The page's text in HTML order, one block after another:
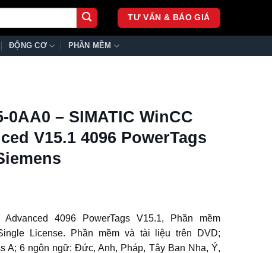
TƯ VẤN & BÁO GIÁ
ĐỘNG CƠ PHẦN MỀM
0AA0 – SIMATIC WinCC
V15.1 4096 PowerTags
Advanced 4096 PowerTags V15.1, Phần mềm
License. Phần mềm và tài liệu trên DVD;
A; 6 ngôn ngữ: Đức, Anh, Pháp, Tây Ban Nha, Ý,